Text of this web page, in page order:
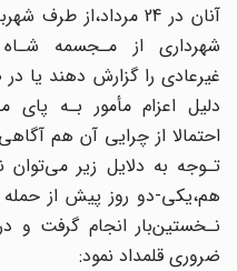
آنان در 24 مرداد،از‌ طرف
شهرداری از مـجسمه‌‌ شـاه‌
غیرعادی را گزارش دهند یا در
دلیل اعزام ‌‌مأمور‌ بـه پای
احتمالا از چرایی آن هم آگاهی‌
تـوجه به دلایل زیر می‌توان
هم،یکی-دو روز پیش از حمله
نـخستین‌بار انجام‌ گرفت‌ و در‌
ضروری قلمداد نمود: